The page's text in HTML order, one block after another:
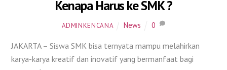
Kenapa Harus ke SMK ?
ADMINKENCANA News 0
JAKARTA – Siswa SMK bisa ternyata mampu melahirkan
karya-karya kreatif dan inovatif yang bermanfaat bagi